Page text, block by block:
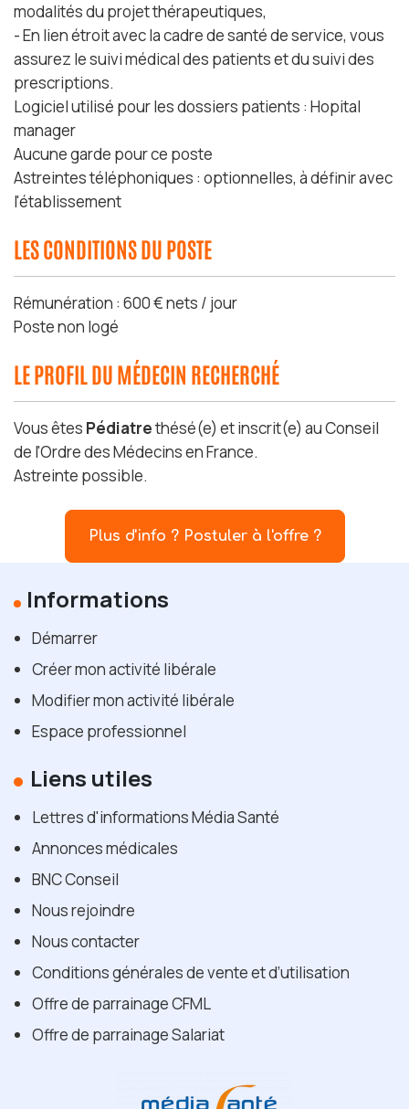
modalités du projet thérapeutiques,
- En lien étroit avec la cadre de santé de service, vous
assurez le suivi médical des patients et du suivi des
prescriptions.
Logiciel utilisé pour les dossiers patients : Hopital
manager
Aucune garde pour ce poste
Astreintes téléphoniques : optionnelles, à définir avec
l'établissement
LES CONDITIONS DU POSTE
Rémunération : 600 € nets / jour
Poste non logé
LE PROFIL DU MÉDECIN RECHERCHÉ
Vous êtes Pédiatrethésé(e) et inscrit(e) au Conseil
de l'Ordre des Médecins en France.
Astreinte possible.
Plus d'info ? Postuler à l'offre ?
Informations
Démarrer
Créer mon activité libérale
Modifier mon activité libérale
Espace professionnel
Liens utiles
Lettres d'informations Média Santé
Annonces médicales
BNC Conseil
Nous rejoindre
Nous contacter
Conditions générales de vente et d’utilisation
Offre de parrainage CFML
Offre de parrainage Salariat